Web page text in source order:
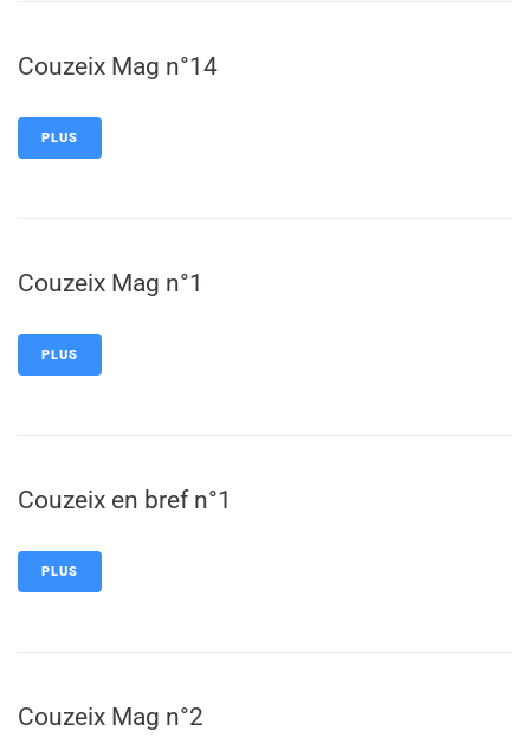
Couzeix Mag n°14
PLUS
Couzeix Mag n°1
PLUS
Couzeix en bref n°1
PLUS
Couzeix Mag n°2